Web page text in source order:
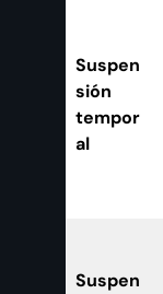
Suspen
sión
tempor
al
Suspen